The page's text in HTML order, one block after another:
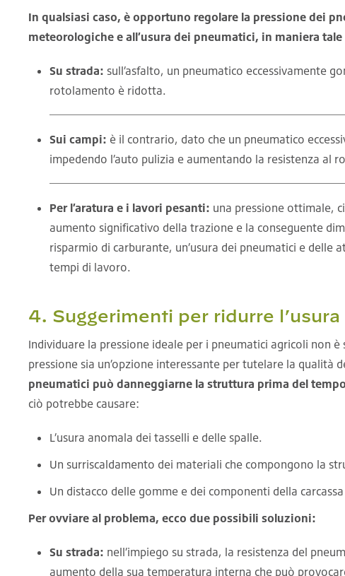
In qualsiasi caso, è opportuno regolare la pressione dei
meteorologiche e all’usura dei pneumatici, in maniera
Su strada: sull’asfalto, un pneumatico eccessivamente
rotolamento è ridotta.
Sui campi: è il contrario, dato che un pneumatico
impedendo l’auto pulizia e aumentando la resistenza al
Per l’aratura e i lavori pesanti: una pressione ottimale,
aumento significativo della trazione e la conseguente
risparmio di carburante, un’usura dei pneumatici e delle
tempi di lavoro.
4. Suggerimenti per ridurre l’usura
Individuare la pressione ideale per i pneumatici agricoli non
pressione sia un’opzione interessante per tutelare la qualità
pneumatici può danneggiarne la struttura prima del tempo
ciò potrebbe causare:
L’usura anomala dei tasselli e delle spalle.
Un surriscaldamento dei materiali che compongono la
Un distacco delle gomme e dei componenti della
Per ovviare al problema, ecco due possibili soluzioni:
Su strada: nell’impiego su strada, la resistenza del
aumento della sua temperatura interna che può